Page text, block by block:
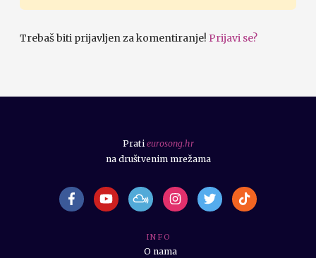
Trebaš biti prijavljen za komentiranje! Prijavi se?
I N F O
O nama
Prati eurosong.hr
na društvenim mrežama